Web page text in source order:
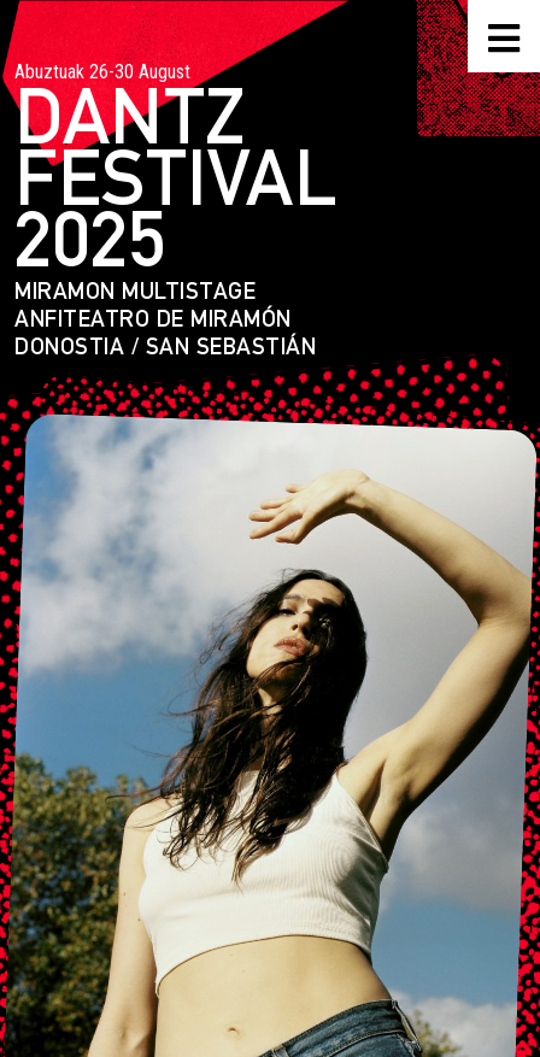
Abuztuak 26-30 August
DANTZ
FESTIVAL
2025
MIRAMON MULTISTAGE
ANFITEATRO DE MIRAMÓN
DONOSTIA / SAN SEBASTIÁN